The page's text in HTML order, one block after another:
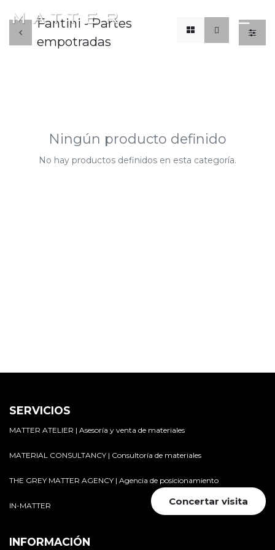
Fantini - Partes
empotradas
Ningún producto definido
No hay productos definidos en esta categoría.
SERVICIOS
MATTER ATELIER | Asesoría y venta de materiales
MATERIAL CONSULTANCY | Consultoría de materiales
THE GREY MATTER AGENCY | Agencia de posicionamiento
IN-MATTER
INFORMACIÓN
Concertar visita
☰x